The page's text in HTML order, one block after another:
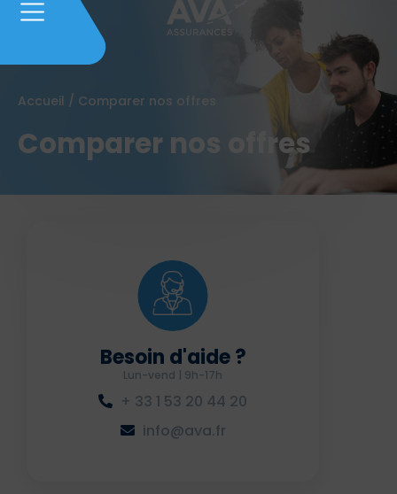
Accueil / Comparer nos offres
Comparer nos offres
Besoin d'aide ?
Lun-vend | 9h-17h
+ 33 1 53 20 44 20
info@ava.fr